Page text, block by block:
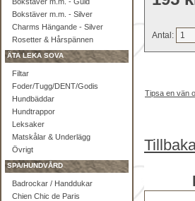
Bokstäver m.m. - Silver
Charms Hängande - Silver
Rosetter & Hårspännen
ÄTA LEKA SOVA
Filtar
Foder/Tugg/DENT/Godis
Hundbäddar
Hundtrappor
Leksaker
Matskålar & Underlägg
Övrigt
SPA/HUNDVÅRD
Badrockar / Handdukar
Chien Chic de Paris
Antal:
Tipsa en vän